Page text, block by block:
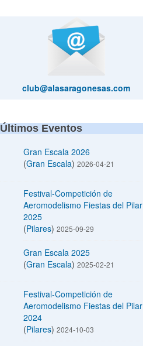
club@alasaragonesas.com
Últimos Eventos
Gran Escala 2026
(Gran Escala) 2026-04-21
Festival-Competición de
Aeromodelismo Fiestas del Pilar
2025
(Pilares) 2025-09-29
Gran Escala 2025
(Gran Escala) 2025-02-21
Festival-Competición de
Aeromodelismo Fiestas del Pilar
2024
(Pilares) 2024-10-03